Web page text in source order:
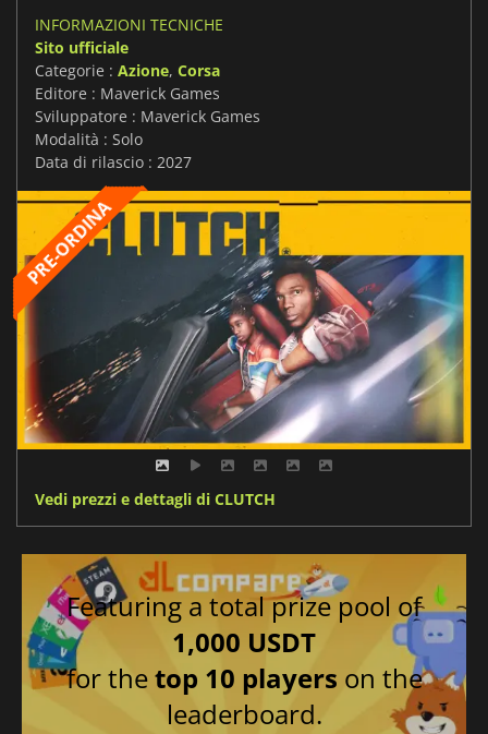
INFORMAZIONI TECNICHE
Sito ufficiale
Categorie : Azione, Corsa
Editore : Maverick Games
Sviluppatore : Maverick Games
Modalità : Solo
Data di rilascio : 2027
Vedi prezzi e dettagli di CLUTCH
Featuring a total prize pool of
1,000 USDT
for thetop 10 players on the
leaderboard.